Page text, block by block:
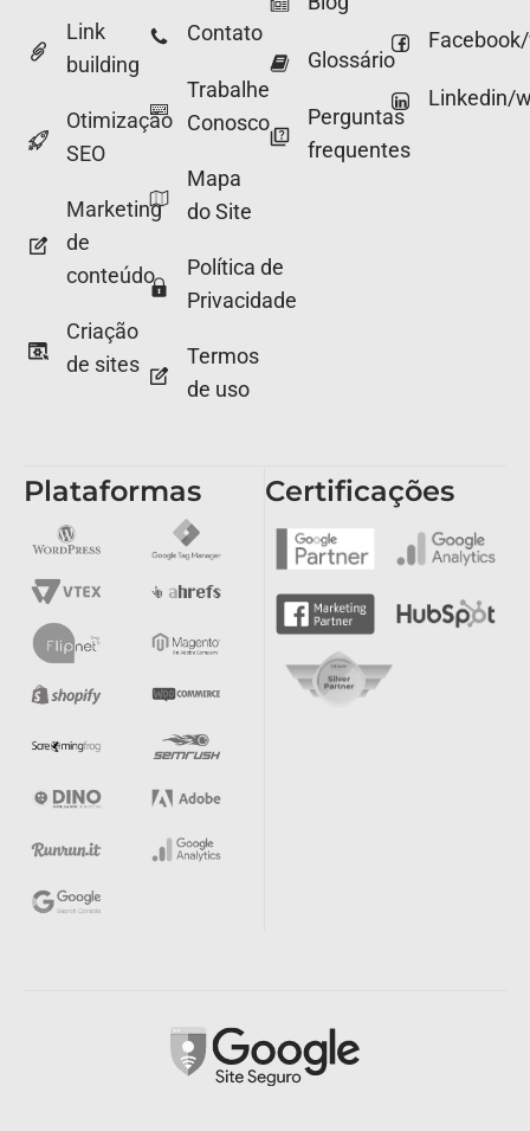
Link
building
Otimização
SEO
Marketing
de
conteúdo
Criação
de sites
Contato
Trabalhe
Conosco
Mapa
do Site
Política de
Privacidade
Termos
de uso
Glossário
Perguntas
frequentes
Linkedin/
Plataformas Certificações